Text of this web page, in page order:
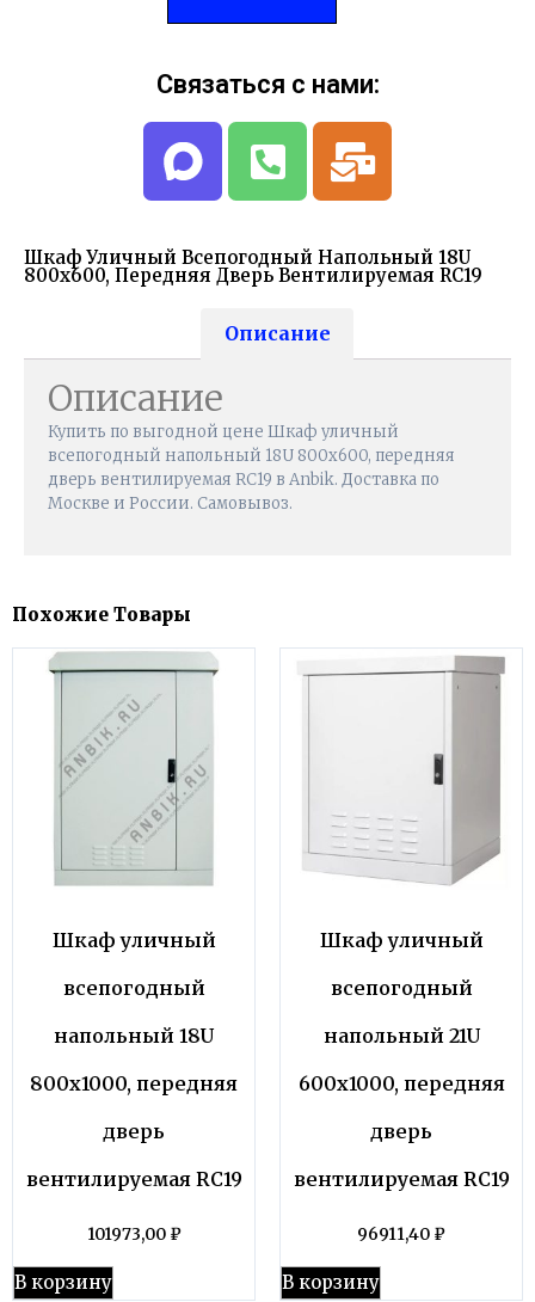
Шкаф Уличный Всепогодный Напольный 18U
800х600, Передняя Дверь Вентилируемая RC19
Описание
Описание
Купить по выгодной цене Шкаф уличный
всепогодный напольный 18U 800х600, передняя
дверь вентилируемая RC19 в Anbik. Доставка по
Москве и России. Самовывоз.
Связаться с нами:
Похожие Товары
Шкаф уличный
всепогодный
напольный 18U
800х1000, передняя
дверь
вентилируемая RC19
101973,00 ₽
В корзину
Шкаф уличный
всепогодный
напольный 21U
600х1000, передняя
дверь
вентилируемая RC19
96911,40 ₽
В корзину